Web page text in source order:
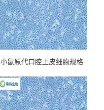
小鼠原代口腔上皮细胞规格